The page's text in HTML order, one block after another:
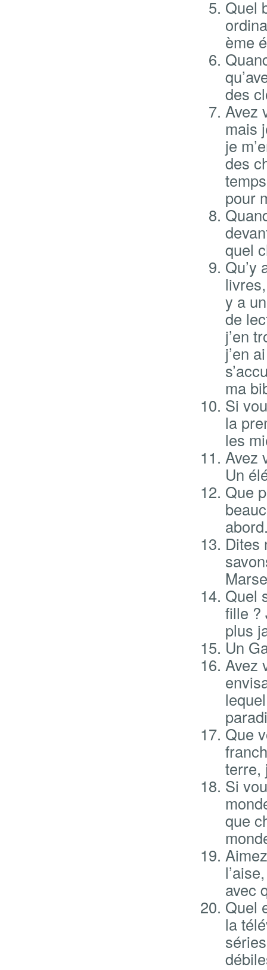
Quel
ème
des
Avez
mais
je
des
pour
quel
Qu’y
y a
de
j’en
j’en
ma
Si
la
les
Avez
Un
Que
Dites
Quel
fille ?
plus
Un
Avez
Que
terre,
Si
que
avec
Quel
la